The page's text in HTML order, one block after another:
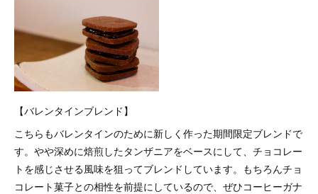
【バレンタインブレンド】
こちらもバレンタインのために新しく作った期間限定ブレンドで
す。やや深めに焙煎したタンザニアをベースにして、チョコレー
トを感じさせる風味を狙ってブレンドしています。もちろんチョ
コレート菓子との相性を前提にしているので、ぜひコーヒーガナ